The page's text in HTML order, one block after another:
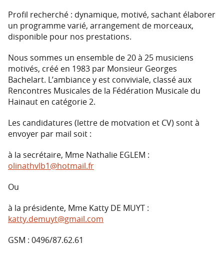
Profil recherché : dynamique, motivé, sachant élaborer
un programme varié, arrangement de morceaux,
disponible pour nos prestations.
Nous sommes un ensemble de 20 à 25 musiciens
motivés, créé en 1983 par Monsieur Georges
Bachelart. L’ambiance y est conviviale, classé aux
Rencontres Musicales de la Fédération Musicale du
Hainaut en catégorie 2.
Les candidatures (lettre de motvation et CV) sont à
envoyer par mail soit :
à la secrétaire, Mme Nathalie EGLEM :
olinathvlb1@hotmail.fr
Ou
à la présidente, Mme Katty DE MUYT :
katty.demuyt@gmail.com
GSM : 0496/87.62.61